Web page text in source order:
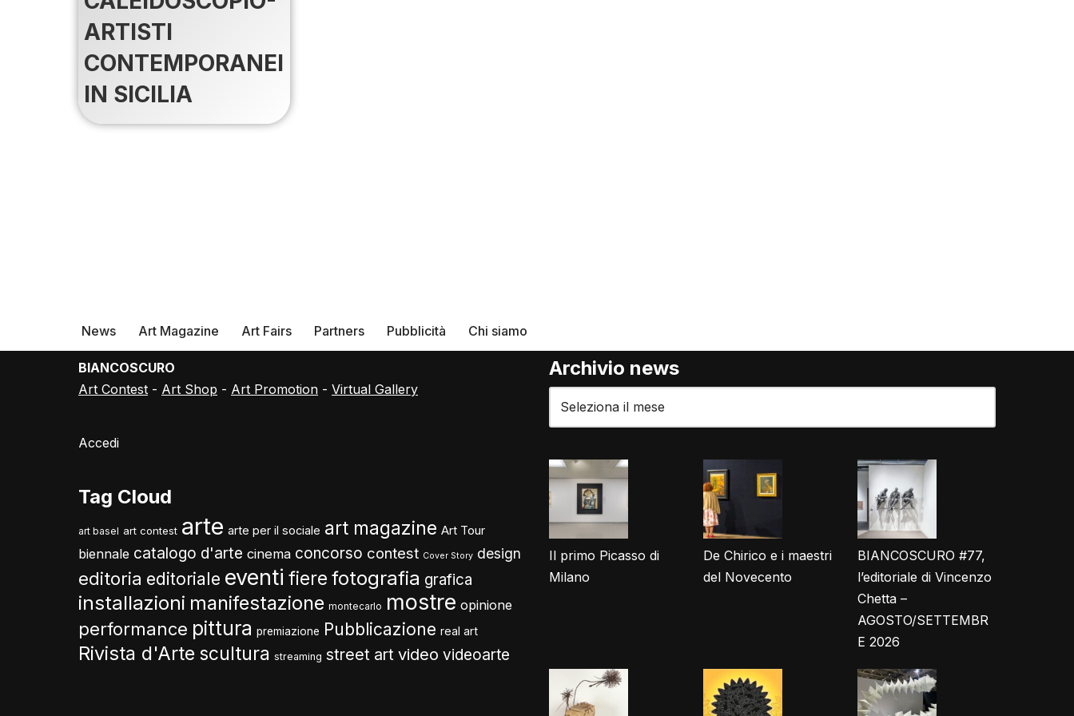
ARTISTI
CONTEMPORANEI
IN SICILIA
News Art Magazine Art Fairs Partners Pubblicità Chi siamo
BIANCOSCURO
Art Contest - Art Shop - Art Promotion - Virtual Gallery
Accedi
Tag Cloud
art basel art contest arte arte per il sociale art magazine Art Tour
biennale catalogo d'arte cinema concorso contest Cover Story design
editoria editoriale eventi fiere fotografia grafica
installazioni manifestazione montecarlo mostre opinione
performance pittura premiazione Pubblicazione real art
Rivista d'Arte scultura streaming street art video videoarte
Archivio news
Il primo Picasso di
Milano
De Chirico e i maestri
del Novecento
BIANCOSCURO #77,
l’editoriale di Vincenzo
Chetta –
AGOSTO/SETTEMBR
E 2026